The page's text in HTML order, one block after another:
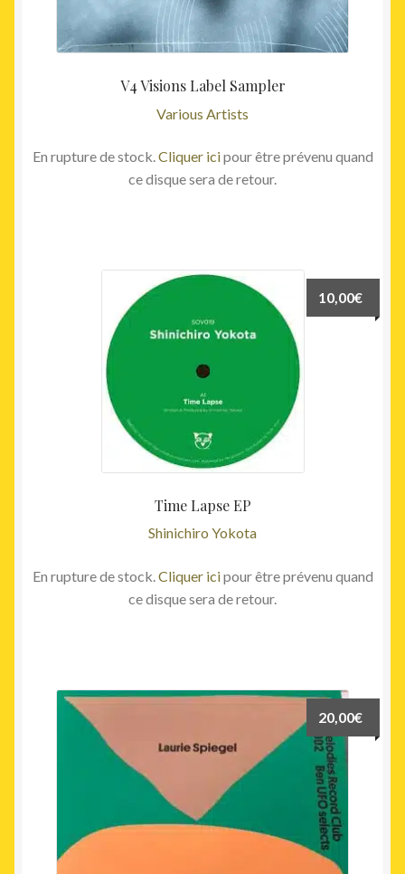
V4 Visions Label Sampler
Various Artists
En rupture de stock.Cliquer icipour être prévenu quand
ce disque sera de retour.
Time Lapse EP
Shinichiro Yokota
10,00€
En rupture de stock.Cliquer icipour être prévenu quand
ce disque sera de retour.
20,00€